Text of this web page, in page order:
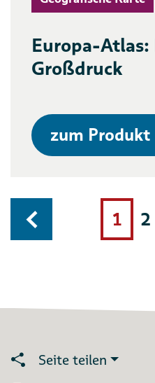
Europa-Atlas:
Großdruck
zum Produkt
1 2
Seite teilen